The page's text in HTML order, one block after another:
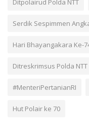
Ditpolairud Polda NTT
Serdik Sespimmen
Hari Bhayangakara Ke-
Ditreskrimsus Polda NTT
#MenteriPertanianRI
Hut Polair ke 70